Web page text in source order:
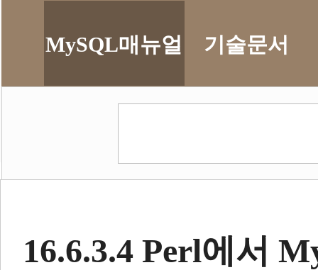
MySQL매뉴얼 기술문서
16.6.3.4 Perl에서